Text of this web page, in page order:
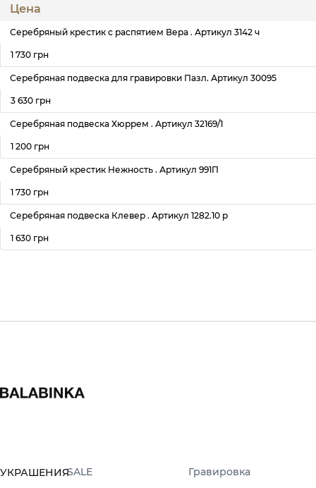
Цена
Серебряный крестик с распятием Вера . Артикул 3142 ч
1 730 грн
Серебряная подвеска для гравировки Пазл. Артикул 30095
3 630 грн
Серебряная подвеска Хюррем . Артикул 32169/1
1 200 грн
Серебряный крестик Нежность . Артикул 991П
1 730 грн
Серебряная подвеска Клевер . Артикул 1282.10 р
1 630 грн
УКРАШЕНИЯSALE
Гравировка